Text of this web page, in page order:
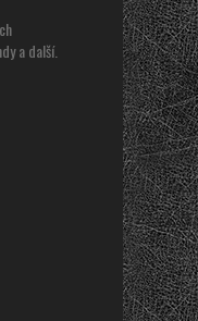
a další.